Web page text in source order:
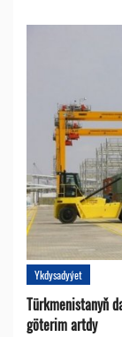
Ykdysadyýet
Türkmenistanyň
göterim artdy